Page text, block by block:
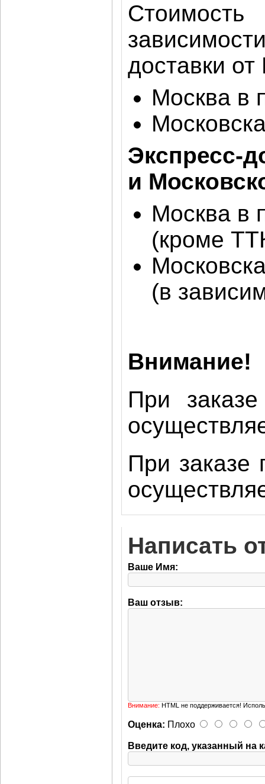
доставки
Москва в
Экспресс-
и
Москва в
(кроме
(в
Внимание!
При
При заказе
Написать
Ваше Имя:
Ваш отзыв:
Внимание: HTML не поддерживается!
Оценка: Плохо
Введите код, указанный на